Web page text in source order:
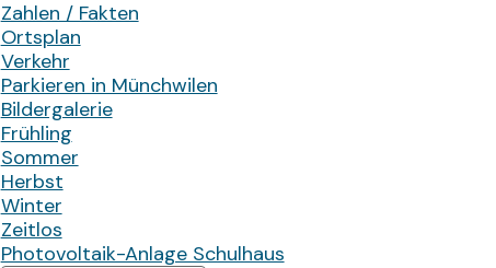
Zahlen / Fakten
Ortsplan
Verkehr
Parkieren in Münchwilen
Bildergalerie
Frühling
Sommer
Herbst
Winter
Zeitlos
Photovoltaik-Anlage Schulhaus